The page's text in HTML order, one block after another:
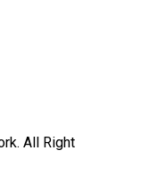
All Right